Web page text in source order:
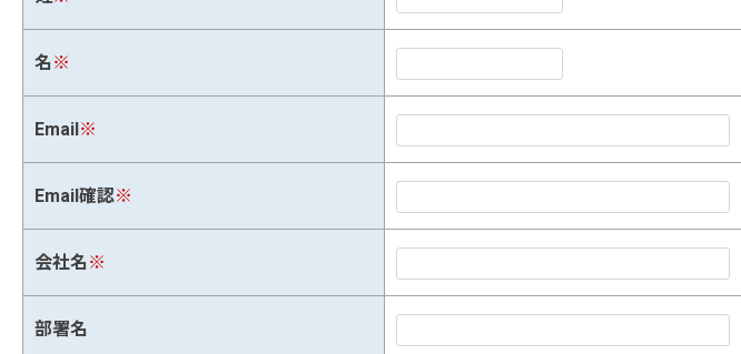
名 ※
Email※
Email確認※
会社名 ※
部署名